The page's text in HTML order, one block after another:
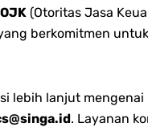
OJK (Otoritas Jasa
berkomitmen
lebih lanjut
. Layanan